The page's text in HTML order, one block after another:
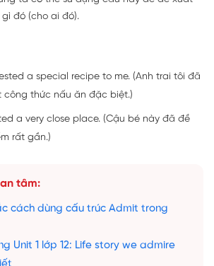
đó (cho ai đó).
a special recipe to me. (Anh trai tôi đã
công thức nấu ăn đặc biệt.)
a very close place. (Cậu bé này đã đề
rất gần.)
tâm:
cách dùng cấu trúc Admit trong
Unit 1 lớp 12: Life story we admire